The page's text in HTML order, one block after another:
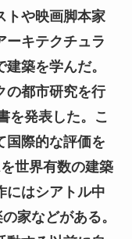
トや映画脚本家
ーキテクチュラ
築を学んだ。
の都市研究を行
を発表した。こ
国際的な評価を
世界有数の建築
にはシアトル中
家などがある。